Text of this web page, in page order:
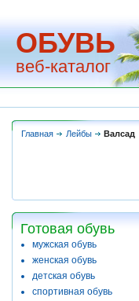
ОБУВЬ
веб-каталог
Главная Лейбы Валсад
Готовая обувь
мужская обувь
женская обувь
детская обувь
спортивная обувь